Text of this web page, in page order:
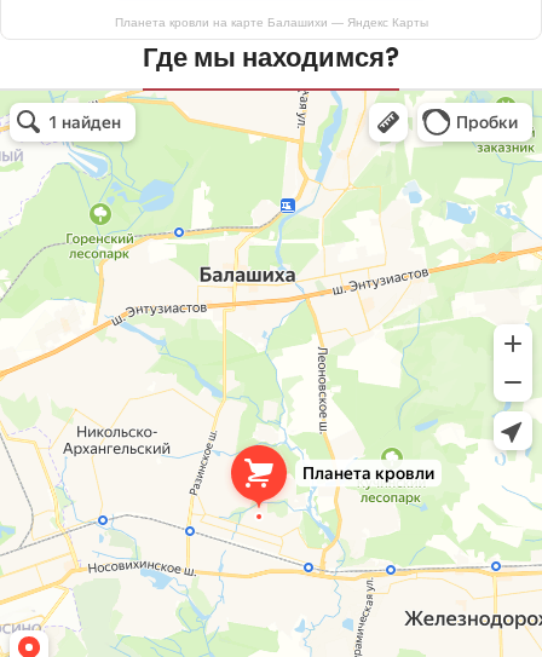
Планета кровли на карте Балашихи — Яндекс Карты
Где мы находимся?
Планета кровли
Кровля и кровельные материалы в Балашихе
Окна в Балашихе